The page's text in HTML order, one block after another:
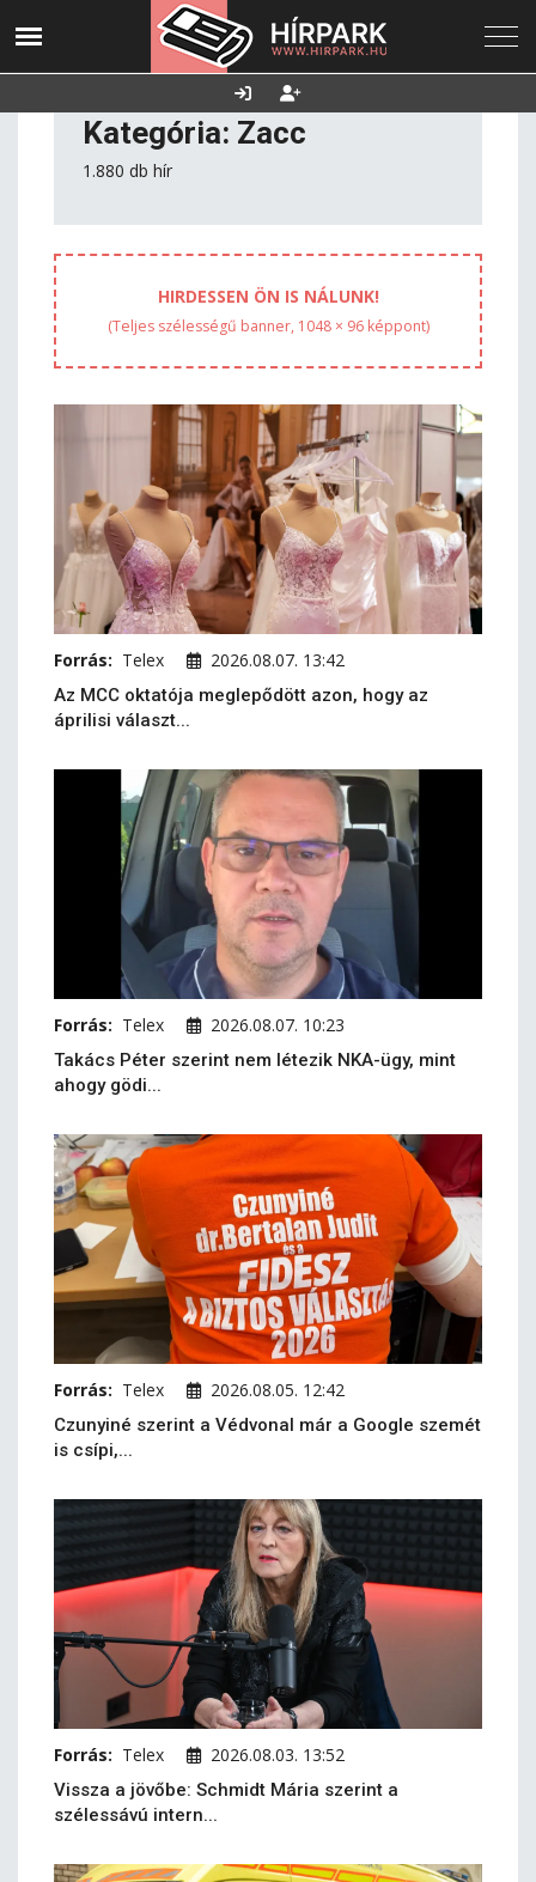
2026. augusztus
Utolsó frissítés:
2026.08.08. 18:37
Támogatás
Kategória: Zacc
1.880 db hír
HIRDESSEN ÖN IS NÁLUNK!
(Teljes szélességű banner, 1048 × 96 képpont)
Forrás: Telex 2026.08.07. 13:42
Az MCC oktatója meglepődött azon, hogy az
áprilisi választ...
Forrás: Telex 2026.08.07. 10:23
Takács Péter szerint nem létezik NKA-ügy, mint
ahogy gödi...
Forrás: Telex 2026.08.05. 12:42
Czunyiné szerint a Védvonal már a Google szemét
is csípi,...
Forrás: Telex 2026.08.03. 13:52
Vissza a jövőbe: Schmidt Mária szerint a
szélessávú intern...